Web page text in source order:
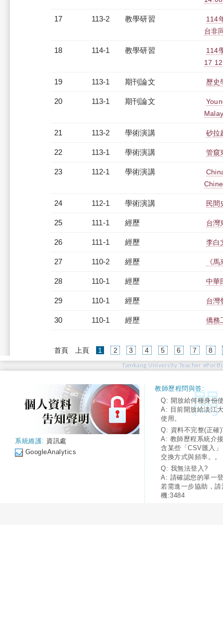
17 113-2 教學研習
114
台非
18 114-1 教學研習
114
17
19 113-1 期刊論文 歷史
20 113-1 期刊論文
21 113-2 學術演講 砂拉
22 113-1 學術演講 管窺
23 112-1 學術演講
24 112-1 學術演講 民間
25 111-1 經歷 台灣
26 111-1 經歷 李白
27 110-2 經歷 《
28 110-1 經歷 中華
29 110-1 經歷 台灣
30 110-1 經歷 僑務
首頁 上頁 1 (current)
2 3 4 5 6 7 8
Tamkang University Teacher
系統維護: 資訊處
GoogleAnalytics
教師歷程問與答:
Q: 開放給何種身份
A: 目前開放給淡江
使用。
Q: 資料不完整(正確
A: 教師歷程系統介
含某些「CSV匯入
交換方式與頻率。。
Q: 我無法登入?
A: 請確認您的單一
若需進一步協助，
機:3484